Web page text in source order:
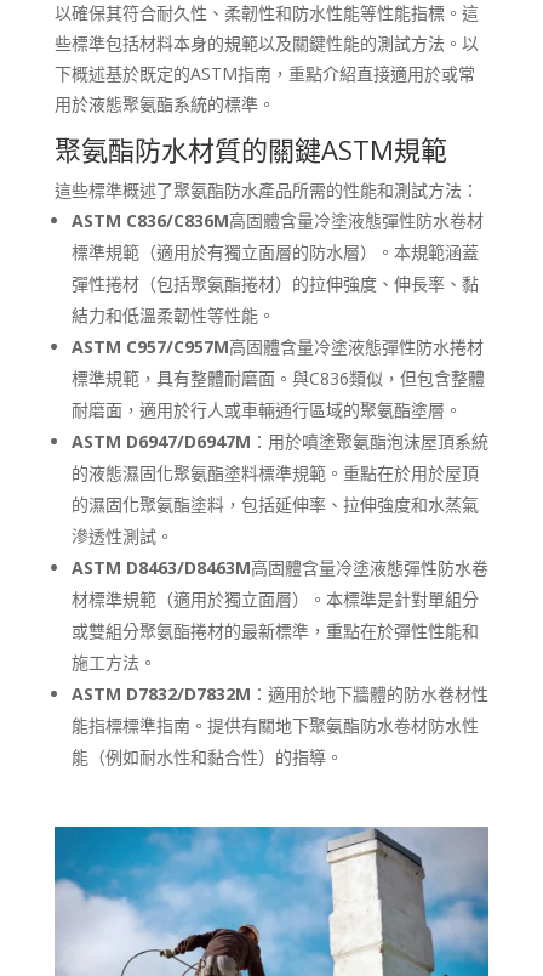
以確保其符合耐久性、柔韌性和防水性能等性能指標。這
些標準包括材料本身的規範以及關鍵性能的測試方法。以
下概述基於既定的ASTM指南，重點介紹直接適用於或常
用於液態聚氨酯系統的標準。
聚氨酯防水材質的關鍵ASTM規範
這些標準概述了聚氨酯防水產品所需的性能和測試方法：
ASTM C836/C836M高固體含量冷塗液態彈性防水卷材
標準規範（適用於有獨立面層的防水層）。本規範涵蓋
彈性捲材（包括聚氨酯捲材）的拉伸強度、伸長率、黏
結力和低溫柔韌性等性能。
ASTM C957/C957M高固體含量冷塗液態彈性防水捲材
標準規範，具有整體耐磨面。與C836類似，但包含整體
耐磨面，適用於行人或車輛通行區域的聚氨酯塗層。
ASTM D6947/D6947M ：用於噴塗聚氨酯泡沫屋頂系統
的液態濕固化聚氨酯塗料標準規範。重點在於用於屋頂
的濕固化聚氨酯塗料，包括延伸率、拉伸強度和水蒸氣
滲透性測試。
ASTM D8463/D8463M高固體含量冷塗液態彈性防水卷
材標準規範（適用於獨立面層）。本標準是針對單組分
或雙組分聚氨酯捲材的最新標準，重點在於彈性性能和
施工方法。
ASTM D7832/D7832M ：適用於地下牆體的防水卷材性
能指標標準指南。提供有關地下聚氨酯防水卷材防水性
能（例如耐水性和黏合性）的指導。
Tagalog